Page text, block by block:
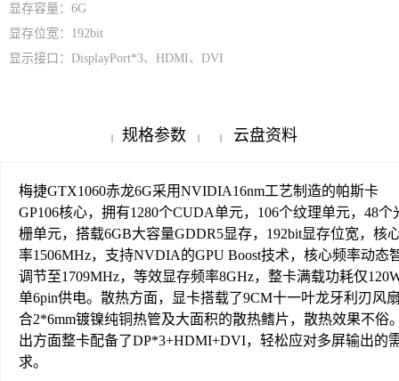
显存容量：6G
显存位宽：192bit
显示接口：DisplayPort*3、HDMI、DVI
| 规格参数 | | 云盘资料
梅捷GTX1060赤龙6G采用NVIDIA16nm工艺制造的帕斯卡
GP106核心，拥有1280个CUDA单元，106个纹理单元，48个
栅单元，搭载6GB大容量GDDR5显存，192bit显存位宽，核
率1506MHz，支持NVDIA的GPU Boost技术，核心频率动态
调节至1709MHz，等效显存频率8GHz，整卡满载功耗仅
单6pin供电。散热方面，显卡搭载了9CM十一叶龙牙利刃风
合2*6mm镀镍纯铜热管及大面积的散热鳍片，散热效果不俗
出方面整卡配备了DP*3+HDMI+DVI，轻松应对多屏输出的
求。